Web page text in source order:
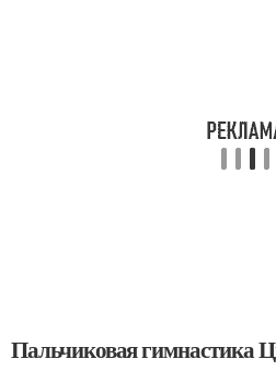
Пальчиковая гимнастика